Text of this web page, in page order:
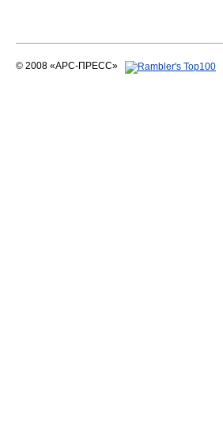
© 2008 «АРС-ПРЕСС»